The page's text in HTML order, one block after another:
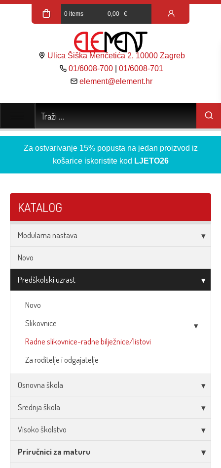
0 items 0,00 €
Ulica Šiška Menčetića 2, 10000 Zagreb
01/6008-700 |01/6008-701
element@element.hr
Za ostvarivanje 15% popusta na jedan proizvod iz
košarice iskoristite kod LJETO26
KATALOG
Modularna nastava
Novo
Predškolski uzrast
Novo
Slikovnice
Radne slikovnice-radne bilježnice/listovi
Za roditelje i odgajatelje
Osnovna škola
Srednja škola
Visoko školstvo
Priručnici za maturu